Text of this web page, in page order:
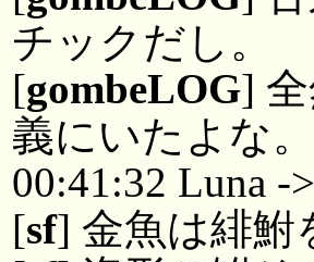
チックだし。
[gombeLOG]
義にいたよな
00:41:32 Luna -
[sf] 金魚は緋鮒